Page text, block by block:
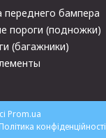
переднего бампера
пороги (подножки)
(багажники)
Prom.ua
Політика конфіденційності